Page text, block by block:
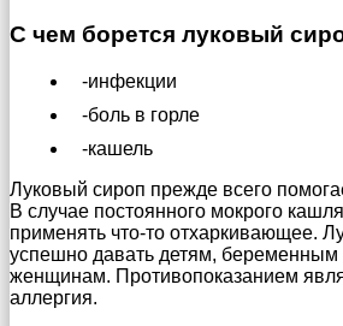
С чем борется луковый
-инфекции
-боль в горле
-кашель
Луковый сироп прежде всего
В случае постоянного мокрого
применять что-то отхаркивающее.
успешно давать детям,
женщинам. Противопоказанием
аллергия.